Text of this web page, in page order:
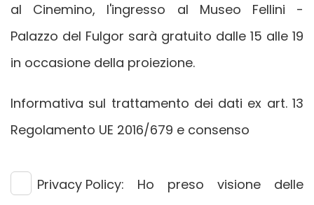
al Cinemino, l'ingresso al Museo Fellini -
Palazzo del Fulgor sarà gratuito dalle 15 alle 19
in occasione della proiezione.
Informativa sul trattamento dei dati ex art. 13
Regolamento UE 2016/679 e consenso
Privacy Policy: Ho preso visione delle